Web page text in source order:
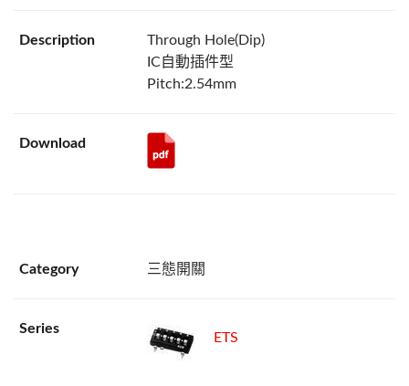
Through Hole(Dip)
IC自動插件型
Pitch:2.54mm
三態開關
ETS